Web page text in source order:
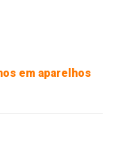
em aparelhos